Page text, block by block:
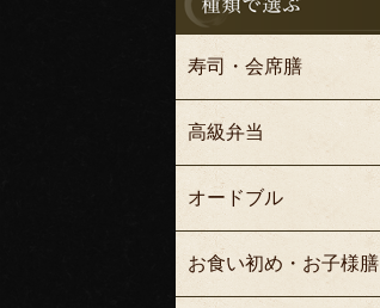
寿司・会席膳
高級弁当
オードブル
お食い初め・お子様膳